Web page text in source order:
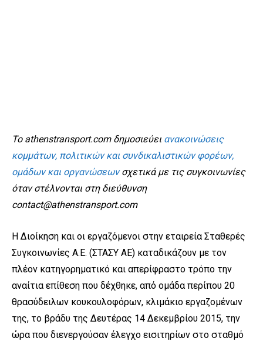
To athenstransport.com δημοσιεύει ανακοινώσεις
κομμάτων, πολιτικών και συνδικαλιστικών φορέων,
ομάδων και οργανώσεωνσχετικά με τις συγκοινωνίες
όταν στέλνονται στη διεύθυνση
contact@athenstransport.com
Η Διοίκηση και οι εργαζόμενοι στην εταιρεία Σταθερές
Συγκοινωνίες Α.Ε. (ΣΤΑΣΥ ΑΕ) καταδικάζουν με τον
πλέον κατηγορηματικό και απερίφραστο τρόπο την
αναίτια επίθεση που δέχθηκε, από ομάδα περίπου 20
θρασύδειλων κουκουλοφόρων, κλιμάκιο εργαζομένων
της, το βράδυ της Δευτέρας 14 Δεκεμβρίου 2015, την
ώρα που διενεργούσαν έλεγχο εισιτηρίων στο σταθμό